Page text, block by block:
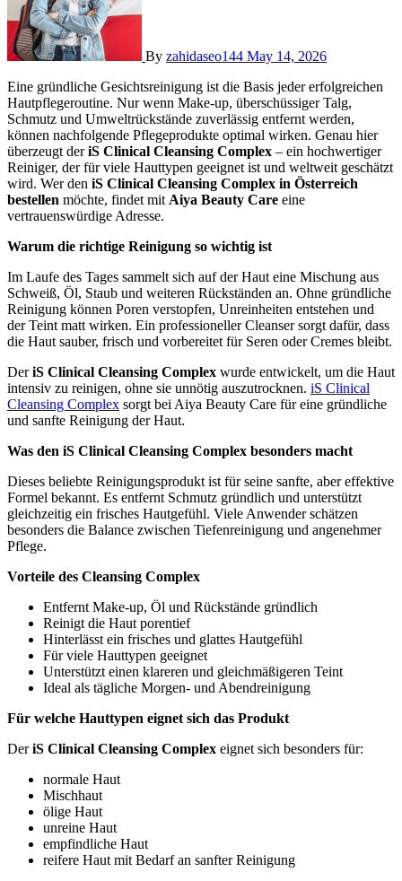
By zahidaseo144 May 14, 2026
Eine gründliche Gesichtsreinigung ist die Basis jeder erfolgreichen
Hautpflegeroutine. Nur wenn Make-up, überschüssiger Talg,
Schmutz und Umweltrückstände zuverlässig entfernt werden,
können nachfolgende Pflegeprodukte optimal wirken. Genau hier
überzeugt deriS Clinical Cleansing Complex – ein hochwertiger
Reiniger, der für viele Hauttypen geeignet ist und weltweit geschätzt
wird. Wer den iS Clinical Cleansing Complex in Österreich
bestellen möchte, findet mit Aiya Beauty Care eine
vertrauenswürdige Adresse.
Warum die richtige Reinigung so wichtig ist
Im Laufe des Tages sammelt sich auf der Haut eine Mischung aus
Schweiß, Öl, Staub und weiteren Rückständen an. Ohne gründliche
Reinigung können Poren verstopfen, Unreinheiten entstehen und
der Teint matt wirken. Ein professioneller Cleanser sorgt dafür, dass
die Haut sauber, frisch und vorbereitet für Seren oder Cremes bleibt.
DeriS Clinical Cleansing Complex wurde entwickelt, um die Haut
intensiv zu reinigen, ohne sie unnötig auszutrocknen. iS Clinical
Cleansing Complex sorgt bei Aiya Beauty Care für eine gründliche
und sanfte Reinigung der Haut.
Was den iS Clinical Cleansing Complex besonders macht
Dieses beliebte Reinigungsprodukt ist für seine sanfte, aber effektive
Formel bekannt. Es entfernt Schmutz gründlich und unterstützt
gleichzeitig ein frisches Hautgefühl. Viele Anwender schätzen
besonders die Balance zwischen Tiefenreinigung und angenehmer
Pflege.
Vorteile des Cleansing Complex
Entfernt Make-up, Öl und Rückstände gründlich
Reinigt die Haut porentief
Hinterlässt ein frisches und glattes Hautgefühl
Für viele Hauttypen geeignet
Unterstützt einen klareren und gleichmäßigeren Teint
Ideal als tägliche Morgen- und Abendreinigung
Für welche Hauttypen eignet sich das Produkt
DeriS Clinical Cleansing Complex eignet sich besonders für:
normale Haut
Mischhaut
ölige Haut
unreine Haut
empfindliche Haut
reifere Haut mit Bedarf an sanfter Reinigung